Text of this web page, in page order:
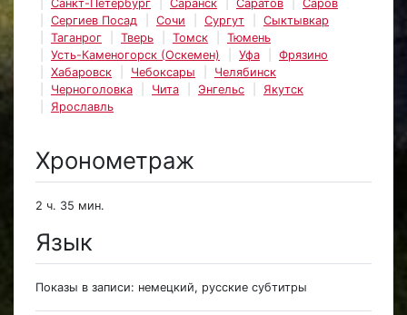
Санкт-Петербург
Саранск Саратов
Саров
Сергиев Посад
Сочи Сургут
Сыктывкар
Таганрог
Тверь Томск
Тюмень
Усть-Каменогорск (Оскемен)
Уфа
Фрязино
Хабаровск
Чебоксары
Челябинск
Черноголовка
Чита Энгельс
Якутск
Ярославль
Хронометраж
2 ч. 35 мин.
Язык
Показы в записи: немецкий, русские субтитры